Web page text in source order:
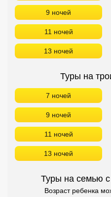
9 ночей
11 ночей
13 ночей
Туры на
7 ночей
9 ночей
11 ночей
13 ночей
Туры на семью
Возраст ребенка